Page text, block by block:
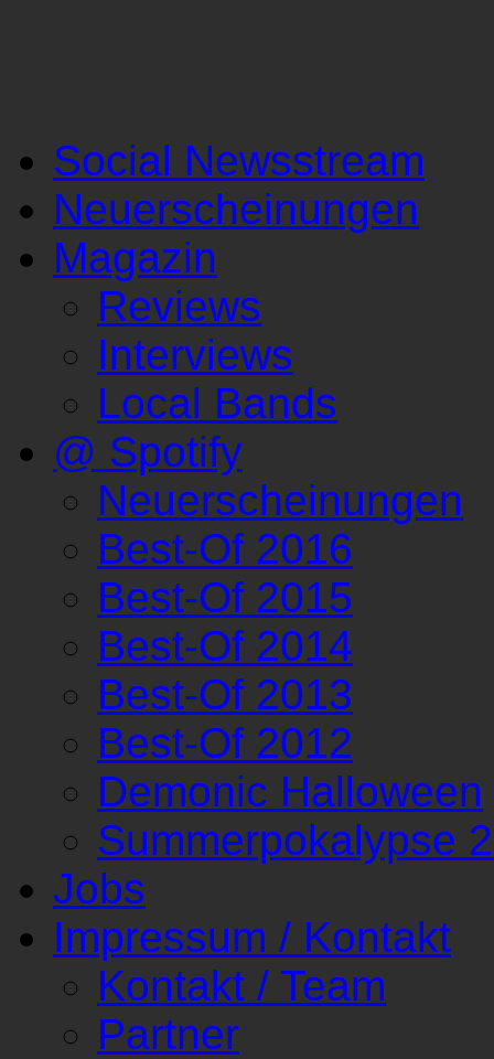
Social Newsstream
Neuerscheinungen
Magazin
Reviews
Interviews
Local Bands
@ Spotify
Neuerscheinungen
Best-Of 2016
Best-Of 2015
Best-Of 2014
Best-Of 2013
Best-Of 2012
Demonic Halloween
Summerpokalypse
Jobs
Impressum / Kontakt
Kontakt / Team
Partner